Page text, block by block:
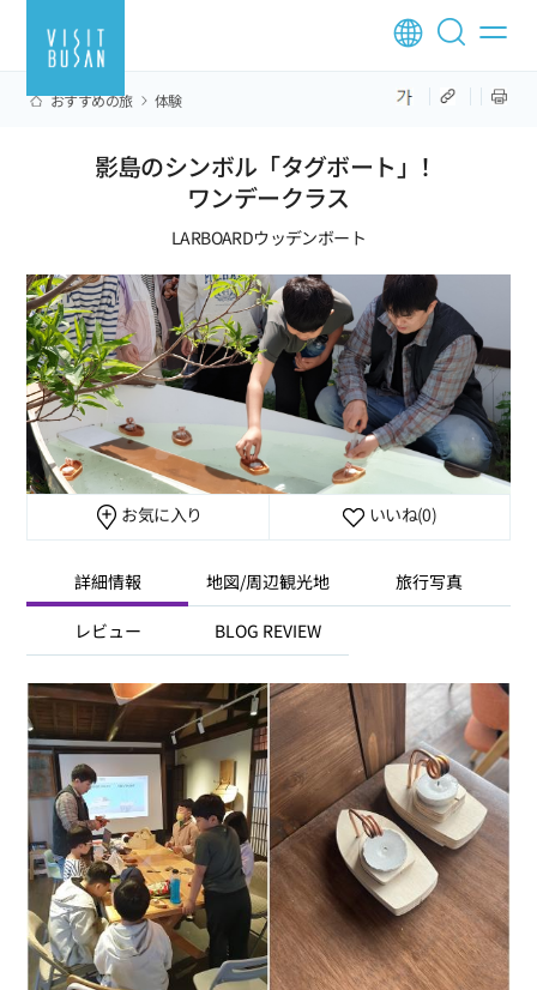
おすすめの旅 体験
影島のシンボル「タグボート」！
ワンデークラス
LARBOARDウッデンボート
お気に入り いいね(0)
詳細情報 地図/周辺観光地 旅行写真
レビュー BLOG REVIEW